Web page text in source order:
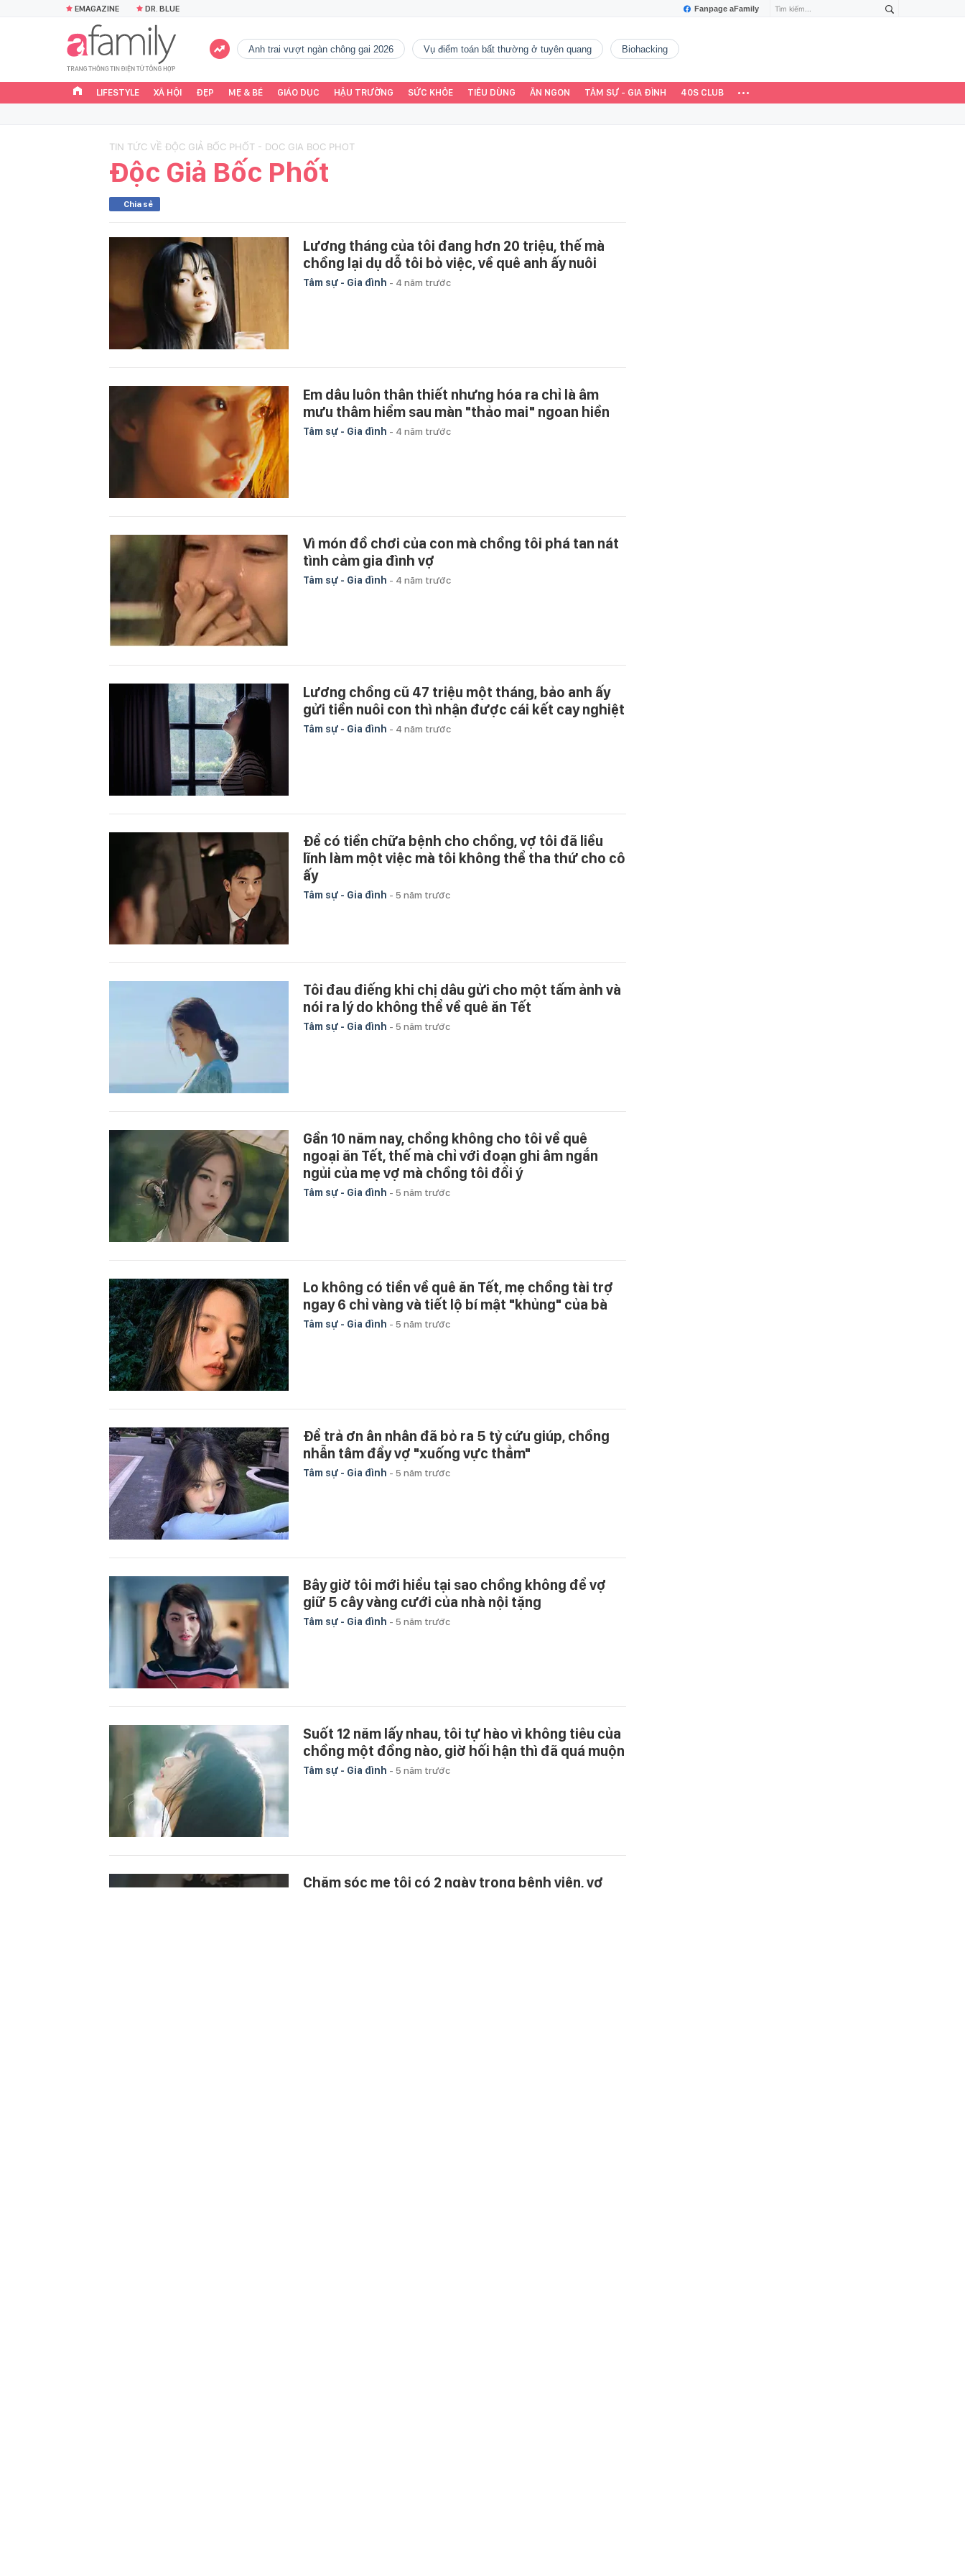
Fanpage aFamily
EMAGAZINE DR. BLUE
Anh trai vượt ngàn chông gai 2026 vụ điểm toán bất thường ở tuyên quang Biohacking
LIFESTYLE XÃ HỘI ĐẸP MẸ & BÉ GIÁO DỤC HẬU TRƯỜNG SỨC KHỎE TIÊU DÙNG ĂN NGON TÂM SỰ - GIA ĐÌNH 40S CLUB
TIN TỨC VỀ ĐỘC GIẢ BỐC PHỐT - DOC GIA BOC PHOT
Độc Giả Bốc Phốt
Chia sẻ
Lương tháng của tôi đang hơn 20 triệu, thế mà
chồng lại dụ dỗ tôi bỏ việc, về quê anh ấy nuôi
Tâm sự - Gia đình - 4 năm trước
Em dâu luôn thân thiết nhưng hóa ra chỉ là âm
mưu thâm hiểm sau màn "thảo mai" ngoan hiền
Tâm sự - Gia đình - 4 năm trước
Vì món đồ chơi của con mà chồng tôi phá tan nát
tình cảm gia đình vợ
Tâm sự - Gia đình - 4 năm trước
Lương chồng cũ 47 triệu một tháng, bảo anh ấy
gửi tiền nuôi con thì nhận được cái kết cay nghiệt
Tâm sự - Gia đình - 4 năm trước
Để có tiền chữa bệnh cho chồng, vợ tôi đã liều
lĩnh làm một việc mà tôi không thể tha thứ cho cô
ấy
Tâm sự - Gia đình - 5 năm trước
Tôi đau điếng khi chị dâu gửi cho một tấm ảnh và
nói ra lý do không thể về quê ăn Tết
Tâm sự - Gia đình - 5 năm trước
Gần 10 năm nay, chồng không cho tôi về quê
ngoại ăn Tết, thế mà chỉ với đoạn ghi âm ngắn
ngủi của mẹ vợ mà chồng tôi đổi ý
Tâm sự - Gia đình - 5 năm trước
Lo không có tiền về quê ăn Tết, mẹ chồng tài trợ
ngay 6 chỉ vàng và tiết lộ bí mật "khủng" của bà
Tâm sự - Gia đình - 5 năm trước
Để trả ơn ân nhân đã bỏ ra 5 tỷ cứu giúp, chồng
nhẫn tâm đẩy vợ "xuống vực thẳm"
Tâm sự - Gia đình - 5 năm trước
Bây giờ tôi mới hiểu tại sao chồng không để vợ
giữ 5 cây vàng cưới của nhà nội tặng
Tâm sự - Gia đình - 5 năm trước
Suốt 12 năm lấy nhau, tôi tự hào vì không tiêu của
chồng một đồng nào, giờ hối hận thì đã quá muộn
Tâm sự - Gia đình - 5 năm trước
Chăm sóc mẹ tôi có 2 ngày trong bệnh viện, vợ